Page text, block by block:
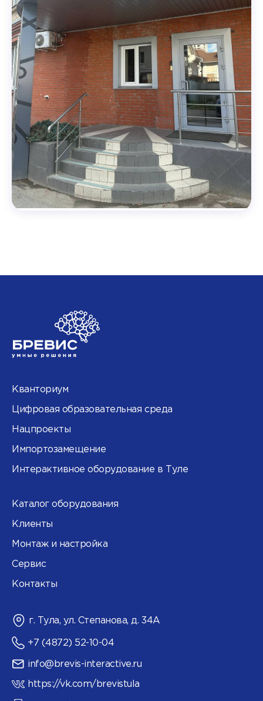
Кванториум
Цифровая образовательная среда
Нацпроекты
Импортозамещение
Интерактивное оборудование в Туле
Каталог оборудования
Клиенты
Монтаж и настройка
Сервис
Контакты
г. Тула, ул. Степанова, д. 34А
+7 (4872) 52-10-04
info@brevis-interactive.ru
https://vk.com/brevistula